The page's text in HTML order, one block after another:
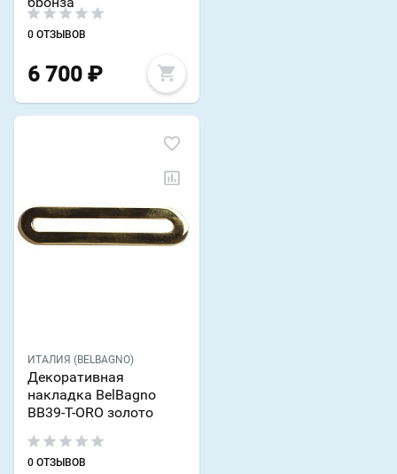
0 ОТЗЫВОВ
6 700 ₽
ИТАЛИЯ (BELBAGNO)
Декоративная
накладка BelBagno
BB39-T-ORO золото
0 ОТЗЫВОВ